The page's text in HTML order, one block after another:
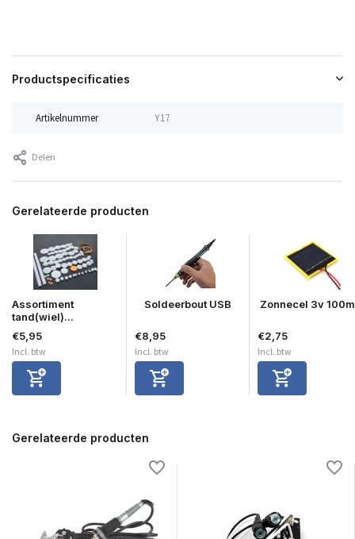
Productspecificaties
Artikelnummer Y17
Delen
Gerelateerde producten
Assortiment
tand(wiel)...
€5,95
Incl. btw
Soldeerbout USB
€8,95
Incl. btw
Zonnecel 3v
€2,75
Incl. btw
Gerelateerde producten